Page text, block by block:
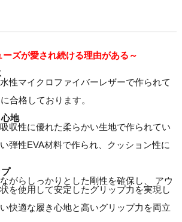
ズが愛され続ける理由がある～
性マイクロファイバーレザーで作られて
合格しております。
地
収性に優れた柔らかい生地で作られてい
弾性EVA材料で作られ、クッション性に
がらしっかりとした剛性を確保し、 アウ
を使用して安定したグリップ力を実現し
快適な履き心地と高いグリップ力を両立